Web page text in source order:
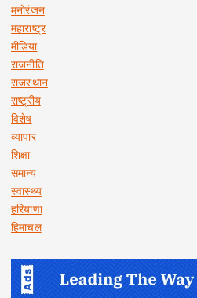
मनोरंजन
महाराष्ट्र
मीडिया
राजनीति
राजस्थान
राष्ट्रीय
विशेष
व्यापार
शिक्षा
समान्य
स्वास्थ्य
हरियाणा
हिमाचल